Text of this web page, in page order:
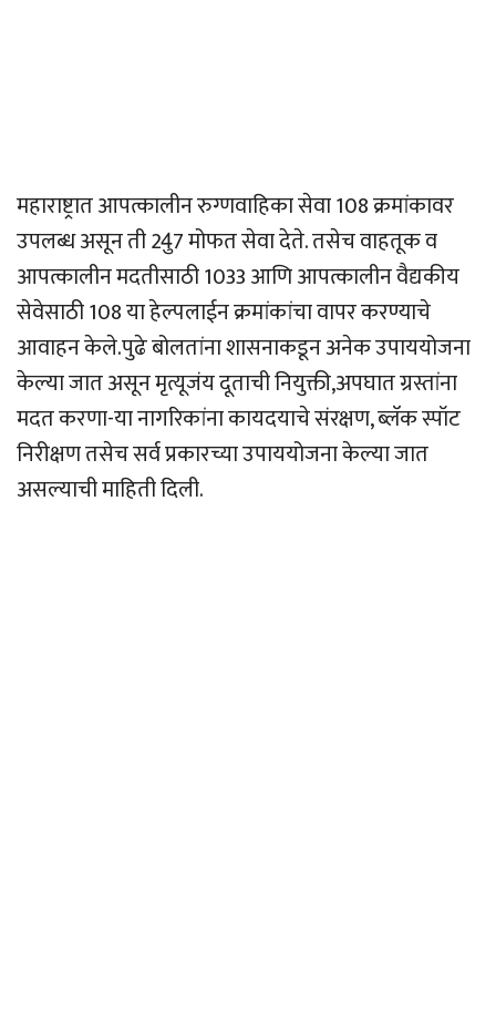
महाराष्ट्रात आपत्कालीन रुग्णवाहिका सेवा 108 क्रमांकावर
उपलब्ध असून ती 24ु7 मोफत सेवा देते. तसेच वाहतूक व
आपत्कालीन मदतीसाठी 1033 आणि आपत्कालीन वैद्यकीय
सेवेसाठी 108 या हेल्पलाईन क्रमांकांचा वापर करण्याचे
आवाहन केले.पुढे बोलतांना शासनाकडून अनेक उपाययोजना
केल्या जात असून मृत्यूजंय दूताची नियुक्ती,अपघात ग्रस्तांना
मदत करणा-या नागरिकांना कायदयाचे संरक्षण, ब्लॅक स्पॉट
निरीक्षण तसेच सर्व प्रकारच्या उपाययोजना केल्या जात
असल्याची माहिती दिली.